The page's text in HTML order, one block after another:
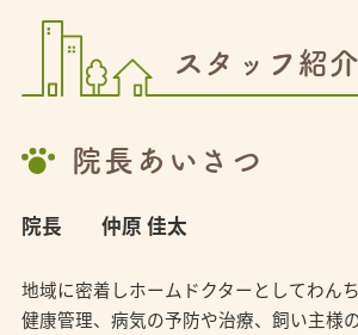
スタッフ紹介
院長あいさつ
院長 仲原 佳太
地域に密着しホームドクターとしてわん
健康管理、病気の予防や治療、飼い主様